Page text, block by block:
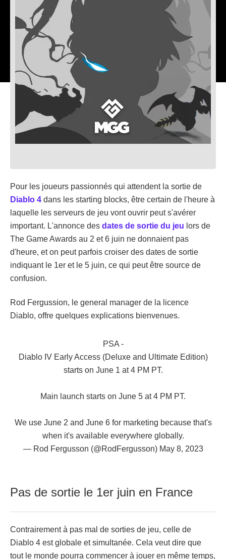
Pour les joueurs passionnés qui attendent la sortie de
Diablo 4 dans les starting blocks, être certain de l'heure à
laquelle les serveurs de jeu vont ouvrir peut s'avérer
important. L'annonce des dates de sortie du jeu lors de
The Game Awards au 2 et 6 juin ne donnaient pas
d'heure, et on peut parfois croiser des dates de sortie
indiquant le 1er et le 5 juin, ce qui peut être source de
confusion.
Rod Fergussion, le general manager de la licence
Diablo, offre quelques explications bienvenues.
PSA -
Diablo IV Early Access (Deluxe and Ultimate Edition)
starts on June 1 at 4 PM PT.
Main launch starts on June 5 at 4 PM PT.
We use June 2 and June 6 for marketing because that's
when it's available everywhere globally.
— Rod Fergusson (@RodFergusson) May 8, 2023
Pas de sortie le 1er juin en France
Contrairement à pas mal de sorties de jeu, celle de
Diablo 4 est globale et simultanée. Cela veut dire que
tout le monde pourra commencer à jouer en même temps,